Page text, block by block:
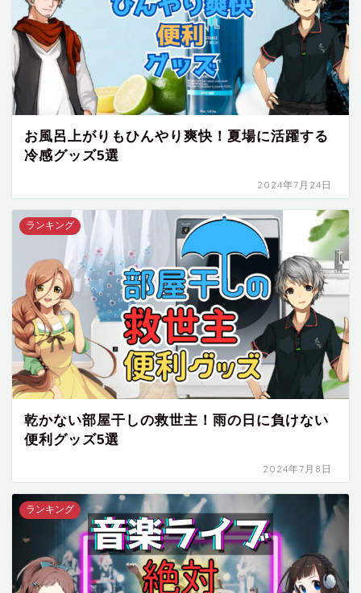
お風呂上がりもひんやり爽快！夏場に活躍する
冷感グッズ5選
2024年7月24日
ランキング
乾かない部屋干しの救世主！雨の日に負けない
便利グッズ5選
2024年7月8日
ランキング